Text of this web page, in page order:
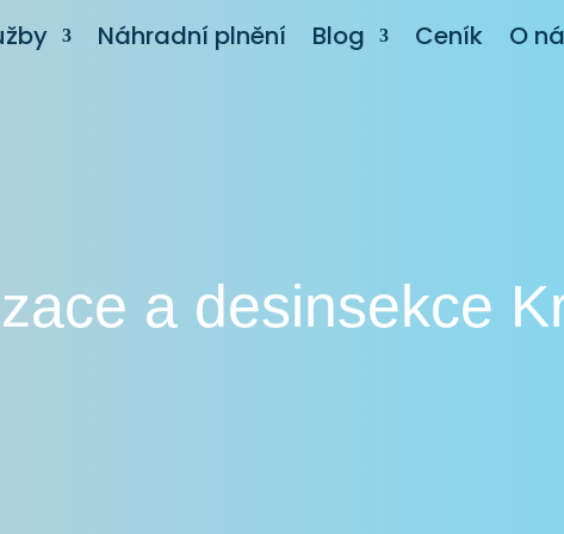
Náhradní plnění Blog Ceník O
a desinsekce